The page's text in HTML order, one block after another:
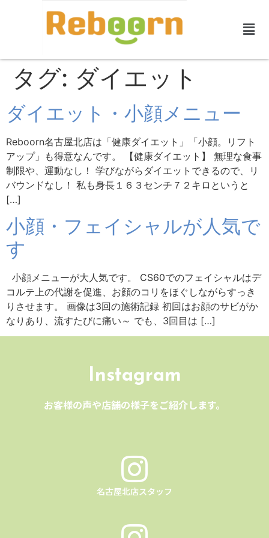
タグ: ダイエット
ダイエット・小顔メニュー
Reboorn名古屋北店は「健康ダイエット」「小顔。リフト
アップ」も得意なんです。 【健康ダイエット】 無理な食事
制限や、運動なし！ 学びながらダイエットできるので、リ
バウンドなし！ 私も身長１６３センチ７２キロというと
[…]
小顔・フェイシャルが人気で
す
小顔メニューが大人気です。 CS60でのフェイシャルはデ
コルテ上の代謝を促進、お顔のコリをほぐしながらすっき
りさせます。 画像は3回の施術記録 初回はお顔のサビがか
なりあり、流すたびに痛い～ でも、3回目は […]
Instagram
お客様の声や店舗の様子をご紹介します。
名古屋北店スタッフ